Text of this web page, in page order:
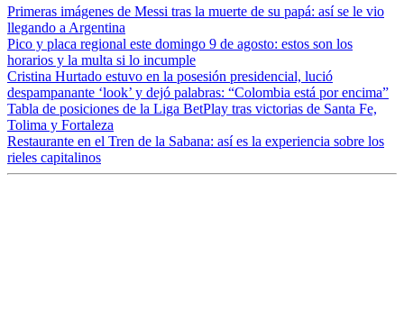
Primeras imágenes de Messi tras la muerte de su papá: así se le vio
llegando a Argentina
Pico y placa regional este domingo 9 de agosto: estos son los
horarios y la multa si lo incumple
Cristina Hurtado estuvo en la posesión presidencial, lució
despampanante ‘look’ y dejó palabras: “Colombia está por encima”
Tabla de posiciones de la Liga BetPlay tras victorias de Santa Fe,
Tolima y Fortaleza
Restaurante en el Tren de la Sabana: así es la experiencia sobre los
rieles capitalinos